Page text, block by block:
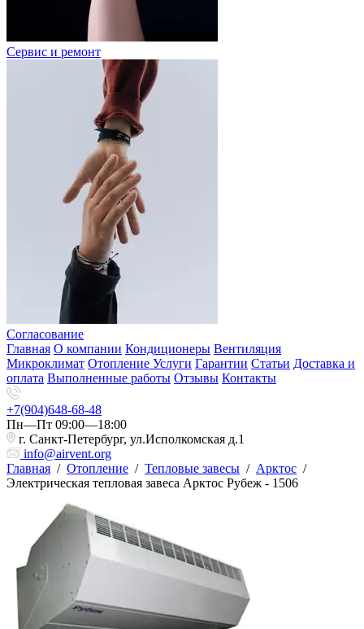
Сервис и ремонт
Согласование
Главная О компании Кондиционеры Вентиляция
Микроклимат Отопление Услуги Гарантии Статьи Доставка и
оплата Выполненные работы Отзывы Контакты
+7(904)648-68-48
Пн—Пт 09:00—18:00
г. Санкт-Петербург, ул.Исполкомская д.1
info@airvent.org
Главная / Отопление / Тепловые завесы / Арктос /
Электрическая тепловая завеса Арктос Рубеж - 1506